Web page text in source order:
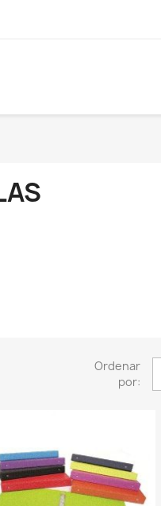
Ordenar
por: